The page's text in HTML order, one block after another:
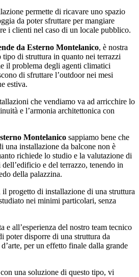
permette di ricavare uno spazio
da poter sfruttare per mangiare
i clienti nel caso di un locale pubblico.
da Esterno Montelanico, è nostra
tipo di struttura in quanto nei terrazzi
il problema degli agenti climatici
di sfruttare l’outdoor nei mesi
estiva.
che vendiamo va ad arricchire lo
e l’armonia architettonica con
Montelanico sappiamo bene che
una installazione da balcone non è
richiede lo studio e la valutazione di
e del terrazzo, tenendo in
della palazzina.
progetto di installazione di una struttura
nei minimi particolari, senza
e all’esperienza del nostro team tecnico
poter disporre di una struttura da
per un effetto finale dalla grande
una soluzione di questo tipo, vi